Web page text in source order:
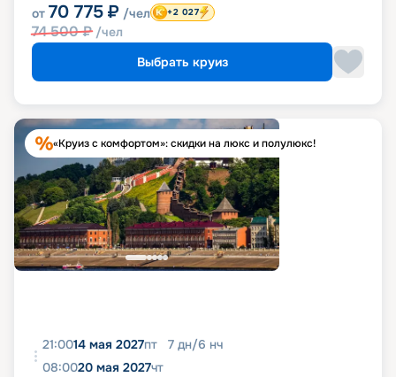
от 70 775 ₽ /чел
74 500₽ /чел
+2 027
Выбрать круиз
«Круиз с комфортом»: скидки на люкс и полулюкс!
21:0014 мая 2027пт 7 дн/6 нч
08:0020 мая 2027чт